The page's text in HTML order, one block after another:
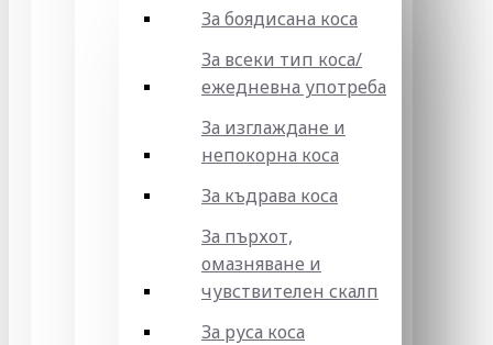
За боядисана коса
За всеки тип коса/
ежедневна употреба
За изглаждане и
непокорна коса
За къдрава коса
За пърхот,
омазняване и
чувствителен скалп
За руса коса